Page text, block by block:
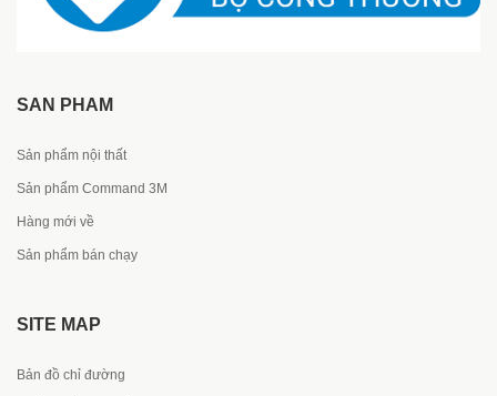
SẢN PHẨM
Sản phẩm nội thất
Sản phẩm Command 3M
Hàng mới về
Sản phẩm bán chạy
SITE MAP
Bản đồ chỉ đường